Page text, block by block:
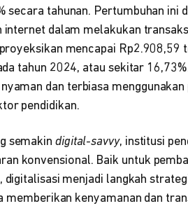
tahunan. Pertumbuhan ini
internet dalam melakukan
mencapai Rp2.908,59
tahun 2024, atau sekitar
dan terbiasa
pendidikan.​
semakin digital-savvy, institusi
konvensional. Baik untuk
menjadi langkah
kenyamanan dan